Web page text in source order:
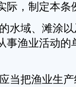
际，制定本条
水域、滩涂
事渔业活动的
当把渔业生